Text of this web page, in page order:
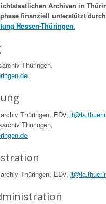
Archiven in
finanziell unterstützt
Hessen-Thüringen.
Thüringen,
Thüringen, EDV,
Thüringen,
Thüringen, EDV,